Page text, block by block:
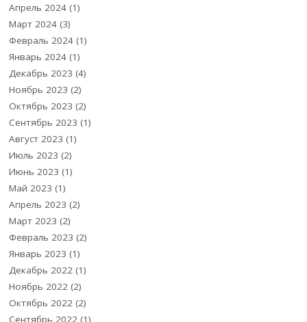
Апрель 2024 (1)
Март 2024 (3)
Февраль 2024 (1)
Январь 2024 (1)
Декабрь 2023 (4)
Ноябрь 2023 (2)
Октябрь 2023 (2)
Сентябрь 2023 (1)
Август 2023 (1)
Июль 2023 (2)
Июнь 2023 (1)
Май 2023 (1)
Апрель 2023 (2)
Март 2023 (2)
Февраль 2023 (2)
Январь 2023 (1)
Декабрь 2022 (1)
Ноябрь 2022 (2)
Октябрь 2022 (2)
Сентябрь 2022 (1)